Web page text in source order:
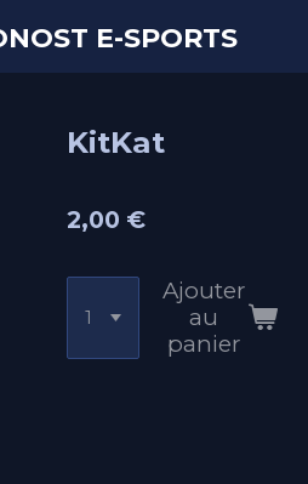
E-SPORTS
KitKat
2,00 €
Ajouter
au
panier